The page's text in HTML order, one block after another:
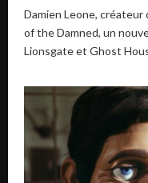
Damien Leone, créateur
of the Damned, un
Lionsgate et Ghost